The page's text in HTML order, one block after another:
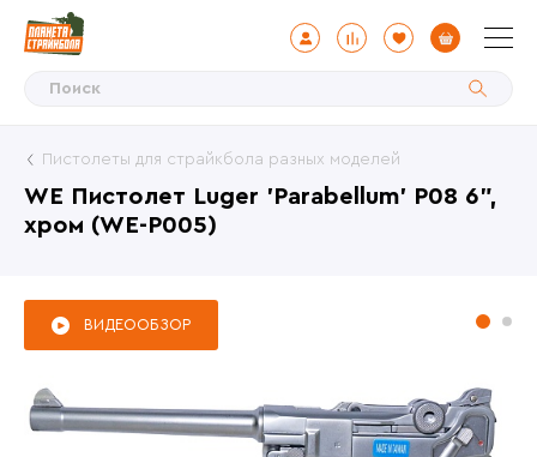
WE Пистолет Luger 'Parabellum' P08 6",
хром (WE-P005)
Пистолеты для страйкбола разных моделей
ВИДЕООБЗОР